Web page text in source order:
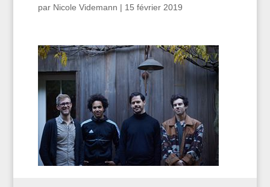
par Nicole Videmann | 15 février 2019